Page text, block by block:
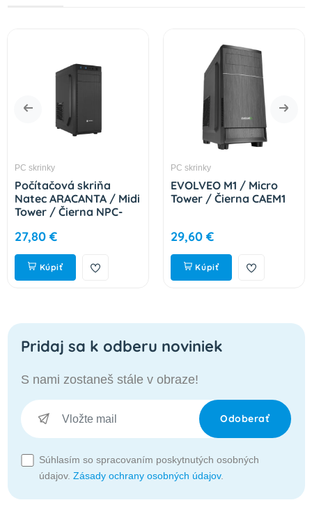
PC skrinky
Počítačová skriňa
Natec ARACANTA / Midi
Tower / Čierna NPC-
27,80 €
Kúpiť
PC skrinky
EVOLVEO M1 / Micro
Tower / Čierna CAEM1
29,60 €
Kúpiť
Pridaj sa k odberu noviniek
S nami zostaneš stále v obraze!
Odoberať
Súhlasím so spracovaním poskytnutých osobných
údajov. Zásady ochrany osobných údajov.